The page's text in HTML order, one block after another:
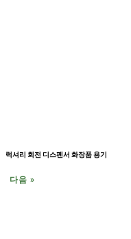
럭셔리 회전 디스펜서 화장품 용기
다음 »